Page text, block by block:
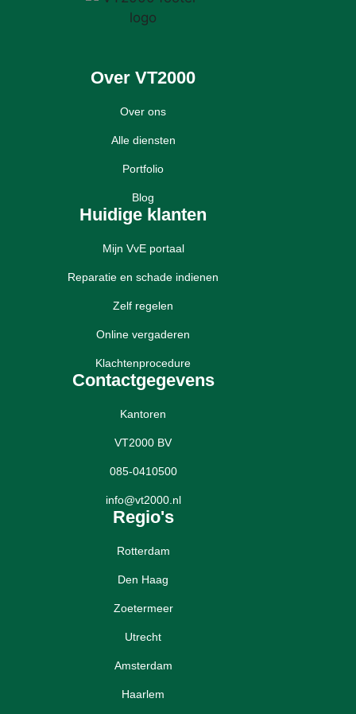
Over VT2000
Over ons
Alle diensten
Portfolio
Blog
Huidige klanten
Mijn VvE portaal
Reparatie en schade indienen
Zelf regelen
Online vergaderen
Klachtenprocedure
Contactgegevens
Kantoren
VT2000 BV
085-0410500
info@vt2000.nl
Regio's
Rotterdam
Den Haag
Zoetermeer
Utrecht
Amsterdam
Haarlem